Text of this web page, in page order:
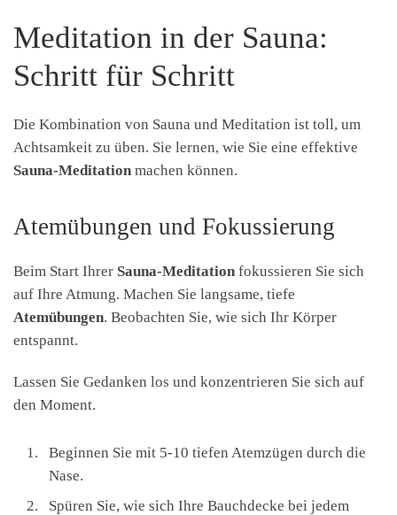
Meditation in der Sauna:
Schritt für Schritt
Die Kombination von Sauna und Meditation ist toll, um
Achtsamkeit zu üben. Sie lernen, wie Sie eine effektive
Sauna-Meditation machen können.
Atemübungen und Fokussierung
Beim Start Ihrer Sauna-Meditation fokussieren Sie sich
auf Ihre Atmung. Machen Sie langsame, tiefe
Atemübungen. Beobachten Sie, wie sich Ihr Körper
entspannt.
Lassen Sie Gedanken los und konzentrieren Sie sich auf
den Moment.
Beginnen Sie mit 5-10 tiefen Atemzügen durch die
Nase.
Spüren Sie, wie sich Ihre Bauchdecke bei jedem